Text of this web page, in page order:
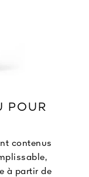
POUR
contenus
à partir de